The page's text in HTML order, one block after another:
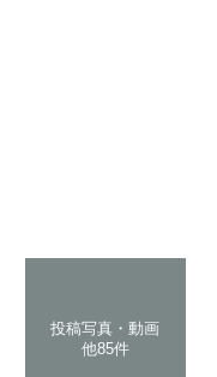
投稿写真・動画
他85件